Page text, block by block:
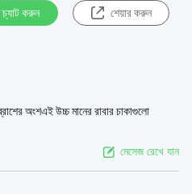
করুন শেয়ার করুন
অংশএই উচ্চ মানের রাবার চাকাগুলো
মেসেজ রেখে যান